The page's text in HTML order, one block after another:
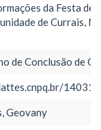
da Festa de
de Currais,
de Conclusão de
Geovany